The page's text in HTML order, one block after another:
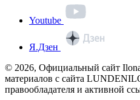
Youtube
Я.Дзен
© 2026, Официальный сайт
материалов с сайта
правообладателя и активной